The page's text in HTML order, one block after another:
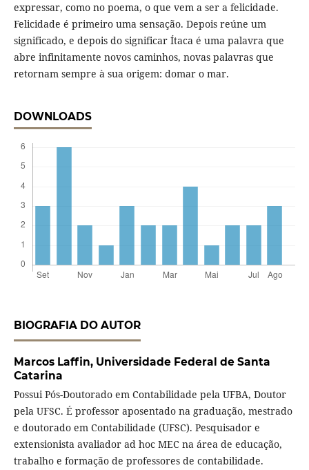
expressar, como no poema, o que vem a ser a felicidade.
Felicidade é primeiro uma sensação. Depois reúne um
significado, e depois do significar Ítaca é uma palavra que
abre infinitamente novos caminhos, novas palavras que
retornam sempre à sua origem: domar o mar.
DOWNLOADS
BIOGRAFIA DO AUTOR
Marcos Laffin, Universidade Federal de Santa
Catarina
Possui Pós-Doutorado em Contabilidade pela UFBA, Doutor
pela UFSC. É professor aposentado na graduação, mestrado
e doutorado em Contabilidade (UFSC). Pesquisador e
extensionista avaliador ad hoc MEC na área de educação,
trabalho e formação de professores de contabilidade.